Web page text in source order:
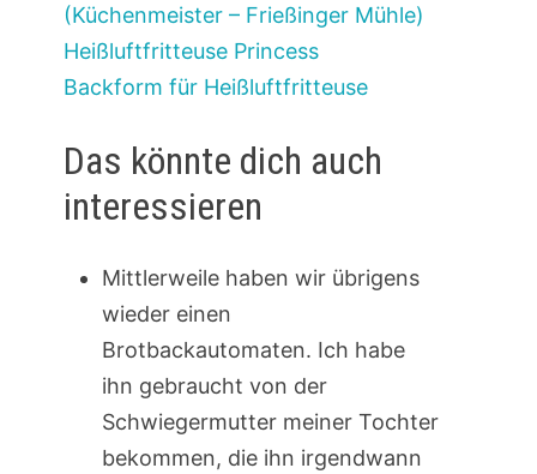
(Küchenmeister – Frießinger Mühle)
Heißluftfritteuse Princess
Backform für Heißluftfritteuse
Das könnte dich auch
interessieren
Mittlerweile haben wir übrigens
wieder einen
Brotbackautomaten. Ich habe
ihn gebraucht von der
Schwiegermutter meiner Tochter
bekommen, die ihn irgendwann